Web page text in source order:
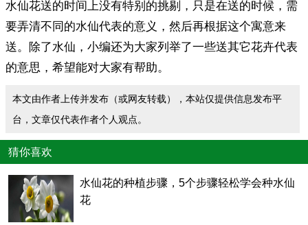
水仙花送的时间上没有特别的挑剔，只是在送的时候，需
要弄清不同的水仙代表的意义，然后再根据这个寓意来
送。除了水仙，小编还为大家列举了一些送其它花卉代表
的意思，希望能对大家有帮助。
本文由作者上传并发布（或网友转载），本站仅提供信息发布平
台，文章仅代表作者个人观点。
猜你喜欢
水仙花的种植步骤，5个步骤轻松学会种水仙
花